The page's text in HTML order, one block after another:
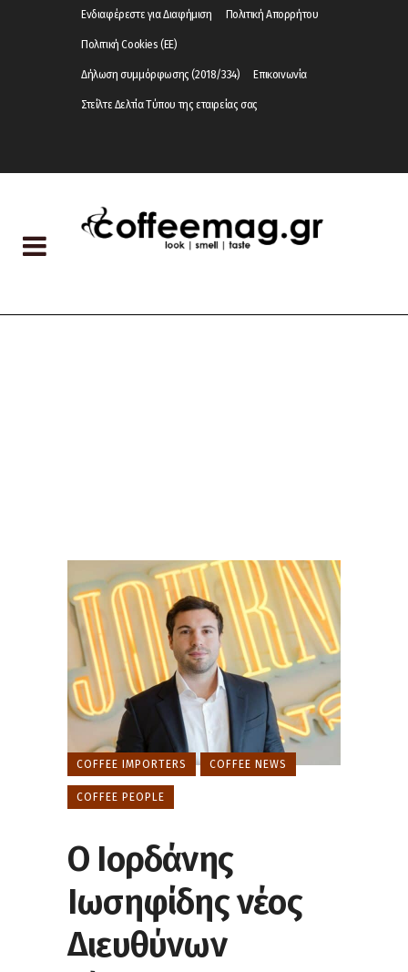
Ενδιαφέρεστε για Διαφήμιση Πολιτική Απορρήτου
Πολιτική Cookies (ΕΕ)
Δήλωση συμμόρφωσης (2018/334) Επικοινωνία
Στείλτε Δελτία Τύπου της εταιρείας σας
COFFEE IMPORTERS COFFEE NEWS
COFFEE PEOPLE
O Ιορδάνης
Ιωσηφίδης νέος
Διευθύνων